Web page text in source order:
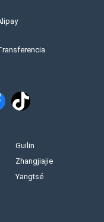
Guilin
Zhangjiajie
Yangtsé